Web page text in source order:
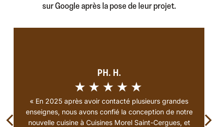
sur Google après la pose de leur projet.
PH. H.
★★★★★
« En 2025 après avoir contacté plusieurs grandes
enseignes, nous avons confié la conception de notre
nouvelle cuisine à Cuisines Morel Saint-Cergues, et